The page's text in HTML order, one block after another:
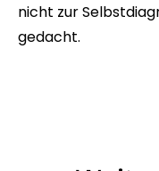
nicht zur
gedacht.